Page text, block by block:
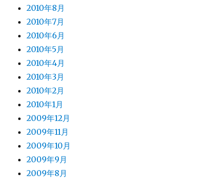
2010年8月
2010年7月
2010年6月
2010年5月
2010年4月
2010年3月
2010年2月
2010年1月
2009年12月
2009年11月
2009年10月
2009年9月
2009年8月